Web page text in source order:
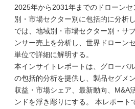
2025年から2031年までのドローン
別・市場セクター別に包括的に分析
では、地域別・市場セクター別・サ
ンサー売上を分析し、世界ドローン
単位で詳細に解明する。
本インサイトレポートは、グローバ
の包括的分析を提供し、製品セグメ
収益・市場シェア、最新動向、M&A
ンドを浮き彫りにする。 本レポート